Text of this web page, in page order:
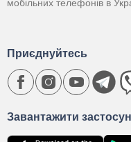
мобільних телефонів в
Завантажити
Приєднуйтесь